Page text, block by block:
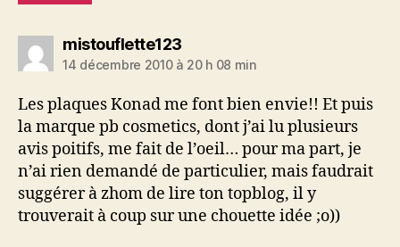
mistouflette123dit :
14 décembre 2010 à 20 h 08 min
Les plaques Konad me font bien envie!! Et puis
la marque pb cosmetics, dont j’ai lu plusieurs
avis poitifs, me fait de l’oeil… pour ma part, je
n’ai rien demandé de particulier, mais faudrait
suggérer à zhom de lire ton topblog, il y
trouverait à coup sur une chouette idée ;o))